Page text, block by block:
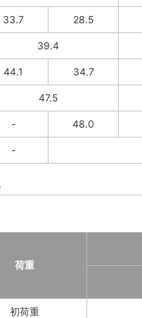
33.7 28.5
39.4
44.1 34.7
47.5
- 48.0
-
荷重
初荷重